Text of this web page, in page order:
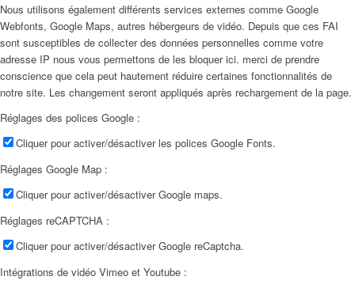
Nous utilisons également différents services externes comme Google
Webfonts, Google Maps, autres hébergeurs de vidéo. Depuis que ces FAI
sont susceptibles de collecter des données personnelles comme votre
adresse IP nous vous permettons de les bloquer ici. merci de prendre
conscience que cela peut hautement réduire certaines fonctionnalités de
notre site. Les changement seront appliqués après rechargement de la page.
Réglages des polices Google :
Cliquer pour activer/désactiver les polices Google Fonts.
Réglages Google Map :
Cliquer pour activer/désactiver Google maps.
Réglages reCAPTCHA :
Cliquer pour activer/désactiver Google reCaptcha.
Intégrations de vidéo Vimeo et Youtube :